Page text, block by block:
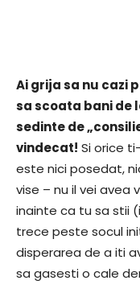
Ai grija sa nu cazi
sa scoata bani de
sedinte de
vindecat! Si orice
este nici posedat,
vise – nu il vei avea
inainte ca tu sa stii
trece peste socul
disperarea de a iti
sa gasesti o cale